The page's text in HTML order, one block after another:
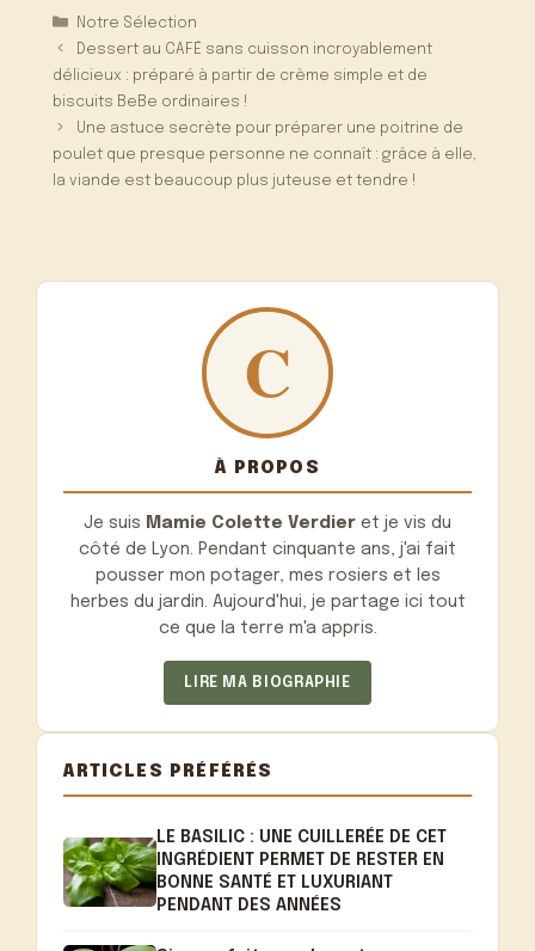
Catégories
Notre Sélection
Dessert au CAFÉ sans cuisson incroyablement
délicieux : préparé à partir de crème simple et de
biscuits BeBe ordinaires !
Une astuce secrète pour préparer une poitrine de
poulet que presque personne ne connaît : grâce à elle,
la viande est beaucoup plus juteuse et tendre !
À PROPOS
Je suis Mamie Colette Verdier et je vis du
côté de Lyon. Pendant cinquante ans, j'ai fait
pousser mon potager, mes rosiers et les
herbes du jardin. Aujourd'hui, je partage ici tout
ce que la terre m'a appris.
LIRE MA BIOGRAPHIE
ARTICLES PRÉFÉRÉS
LE BASILIC : UNE CUILLERÉE DE CET
INGRÉDIENT PERMET DE RESTER EN
BONNE SANTÉ ET LUXURIANT
PENDANT DES ANNÉES